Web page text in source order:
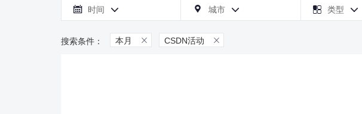
 时间   城市   类型 
本月  CSDN活动 